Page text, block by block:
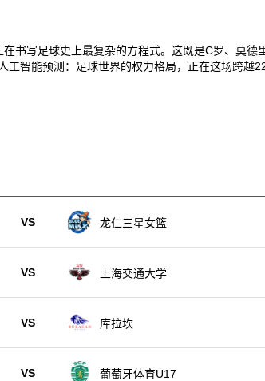
写足球史上最复杂的方程式。这既是C罗、莫德
智能预测：足球世界的权力格局，正在这场跨越
VS 龙仁三星女篮
VS 上海交通大学
VS 库拉坎
VS 葡萄牙体育U17